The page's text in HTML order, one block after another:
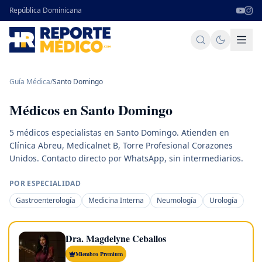
República Dominicana
Guía Médica/Santo Domingo
Médicos enSanto Domingo
5 médicos especialistas en Santo Domingo. Atienden en
Clínica Abreu, Medicalnet B, Torre Profesional Corazones
Unidos. Contacto directo por WhatsApp, sin intermediarios.
POR ESPECIALIDAD
Gastroenterología
Medicina Interna Neumología Urología
Dra. Magdelyne Ceballos
Miembro Premium